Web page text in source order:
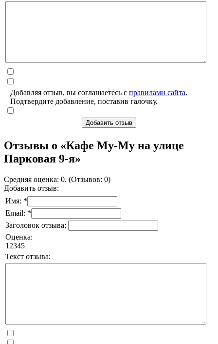
Добавляя отзыв, вы соглашаетесь с правилами сайта.
Подтвердите добавление, поставив галочку.
Добавить отзыв
Отзывы о «Кафе Му-Му на улице
Парковая 9-я»
Средняя оценка: 0. (Отзывов: 0)
Добавить отзыв:
Имя: *
Email: *
Заголовок отзыва:
Оценка:
1 2345
Текст отзыва: